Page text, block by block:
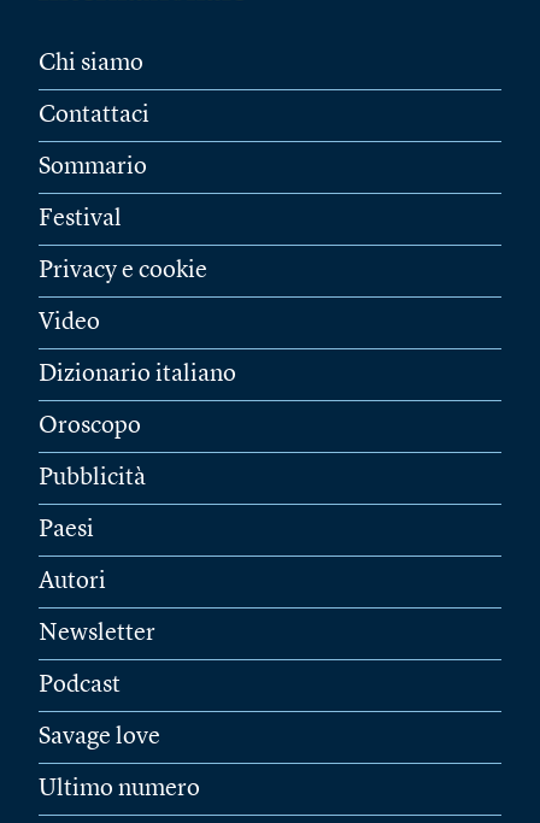
Chi siamo
Contattaci
Sommario
Festival
Privacy e cookie
Video
Dizionario italiano
Oroscopo
Pubblicità
Paesi
Autori
Newsletter
Podcast
Savage love
Ultimo numero